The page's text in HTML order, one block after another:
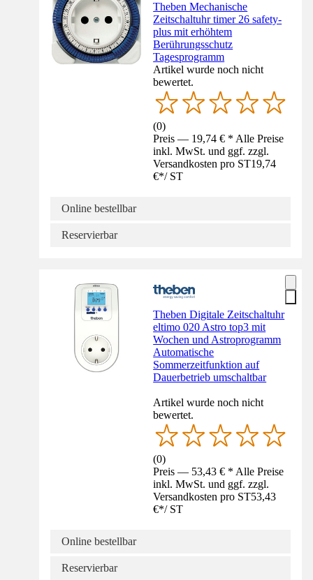
Theben Mechanische
Zeitschaltuhr timer 26 safety-
plus mit erhöhtem
Berührungsschutz
Tagesprogramm
Artikel wurde noch nicht
bewertet.
(0)
Preis — 19,74 € * Alle Preise
inkl. MwSt. und ggf. zzgl.
Versandkosten pro ST19,74
€*/ ST
Online bestellbar
Reservierbar
Theben Digitale Zeitschaltuhr
eltimo 020 Astro top3 mit
Wochen und Astroprogramm
Automatische
Sommerzeitfunktion auf
Dauerbetrieb umschaltbar
Artikel wurde noch nicht
bewertet.
(0)
Preis — 53,43 € * Alle Preise
inkl. MwSt. und ggf. zzgl.
Versandkosten pro ST53,43
€*/ ST
Online bestellbar
Reservierbar